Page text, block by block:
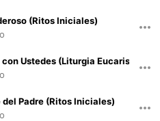
(Ritos Iniciales)
Ustedes (Liturgia Eucaristica)
del Padre (Ritos Iniciales)